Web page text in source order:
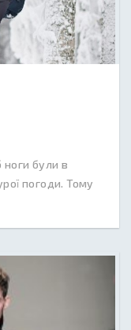
були в
погоди. Тому